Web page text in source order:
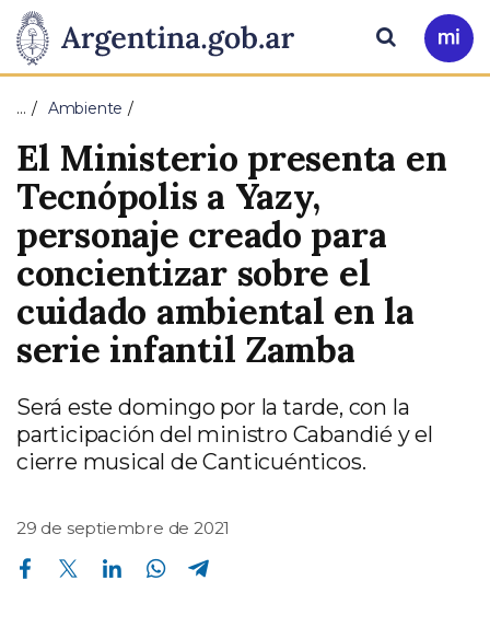
Presidencia
de
la
Nación
Pasar al contenido principal
Ir
a
Buscar
… Ambiente
El Ministerio presenta en
Tecnópolis a Yazy,
personaje creado para
concientizar sobre el
cuidado ambiental en la
serie infantil Zamba
Será este domingo por la tarde, con la
participación del ministro Cabandié y el
cierre musical de Canticuénticos.
29 de septiembre de 2021
Compartir en Facebook Compartir en Twitter Compartir en Linkedin Compartir en Whatsapp